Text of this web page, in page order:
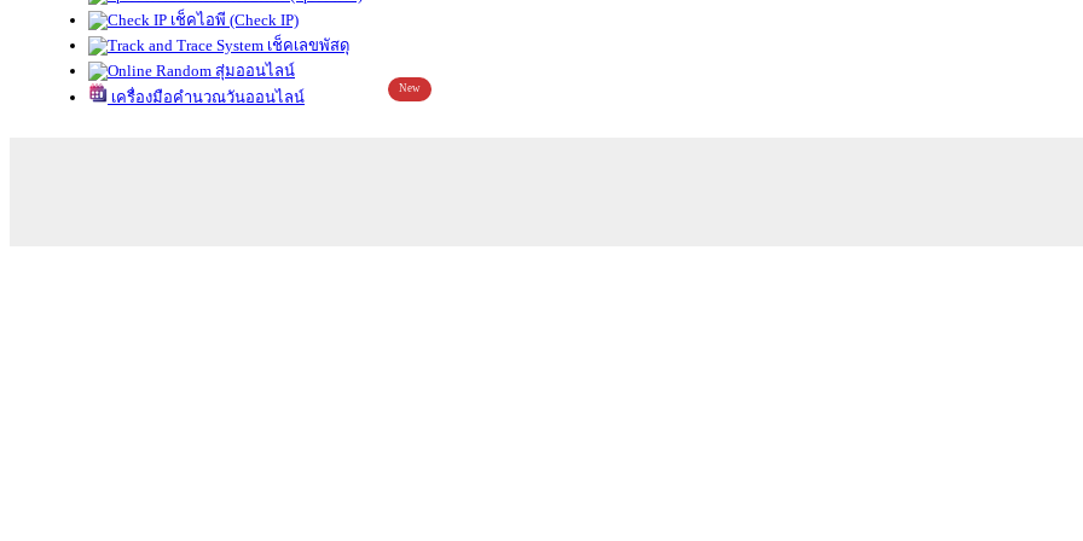
เช็คไอพี (Check IP)
เช็คเลขพัสดุ
สุ่มออนไลน์
เครื่องมือคำนวณวันออนไลน์
New